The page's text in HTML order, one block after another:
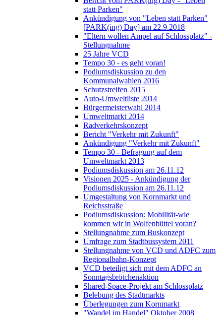
statt Parken"
Ankündigung von "Leben statt Parken"
[PARK(ing) Day] am 22.9.2018
"Eltern wollen Ampel auf Schlossplatz" -
Stellungnahme
25 Jahre VCD
Tempo 30 - es geht voran!
Podiumsdiskussion zu den
Kommunalwahlen 2016
Schutzstreifen 2015
Auto-Umweltliste 2014
Bürgermeisterwahl 2014
Umweltmarkt 2014
Radverkehrskonzept
Bericht "Verkehr mit Zukunft"
Ankündigung "Verkehr mit Zukunft"
Tempo 30 - Befragung auf dem
Umweltmarkt 2013
Podiumsdiskussion am 26.11.12
Visionen 2025 - Ankündigung der
Podiumsdiskussion am 26.11.12
Umgestaltung von Kornmarkt und
Reichsstraße
Podiumsdiskussion: Mobilität-wie
kommen wir in Wolfenbüttel voran?
Stellungnahme zum Buskonzept
Umfrage zum Stadtbussystem 2011
Stellungnahme von VCD und ADFC zum
Regionalbahn-Konzept
VCD beteiligt sich mit dem ADFC an
Sonntagsbrötchenaktion
Shared-Space-Projekt am Schlossplatz
Belebung des Stadtmarkts
Überlegungen zum Kornmarkt
"Wandel im Handel" Oktober 2008